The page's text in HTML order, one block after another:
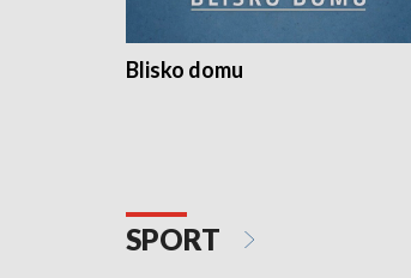
Blisko domu
SPORT